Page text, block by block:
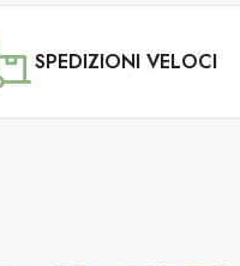
SPEDIZIONI VELOCI